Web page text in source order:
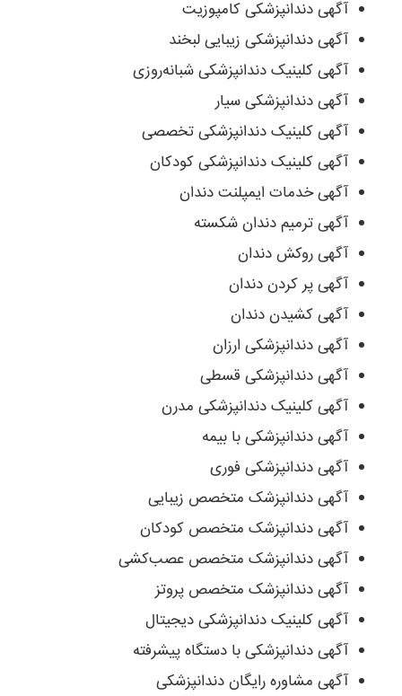
آگهی دندانپزشکی کامپوزیت
آگهی دندانپزشکی زیبایی لبخند
آگهی کلینیک دندانپزشکی شبانه‌روزی
آگهی دندانپزشکی سیار
آگهی کلینیک دندانپزشکی تخصصی
آگهی کلینیک دندانپزشکی کودکان
آگهی خدمات ایمپلنت دندان
آگهی ترمیم دندان شکسته
آگهی روکش دندان
آگهی پر کردن دندان
آگهی کشیدن دندان
آگهی دندانپزشکی ارزان
آگهی دندانپزشکی قسطی
آگهی کلینیک دندانپزشکی مدرن
آگهی دندانپزشکی با بیمه
آگهی دندانپزشکی فوری
آگهی دندانپزشک متخصص زیبایی
آگهی دندانپزشک متخصص کودکان
آگهی دندانپزشک متخصص عصب‌کشی
آگهی دندانپزشک متخصص پروتز
آگهی کلینیک دندانپزشکی دیجیتال
آگهی دندانپزشکی با دستگاه پیشرفته
آگهی مشاوره رایگان دندانپزشکی